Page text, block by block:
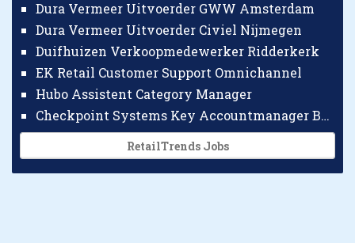
Dura Vermeer Uitvoerder GWW Amsterdam
Dura Vermeer Uitvoerder Civiel Nijmegen
Duifhuizen Verkoopmedewerker Ridderkerk
EK Retail Customer Support Omnichannel
Hubo Assistent Category Manager
Checkpoint Systems Key Accountmanager Benelux
RetailTrends Jobs